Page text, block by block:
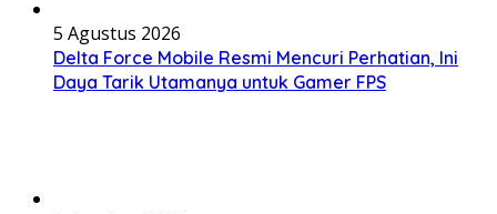
5 Agustus 2026
Delta Force Mobile Resmi Mencuri Perhatian, Ini
Daya Tarik Utamanya untuk Gamer FPS